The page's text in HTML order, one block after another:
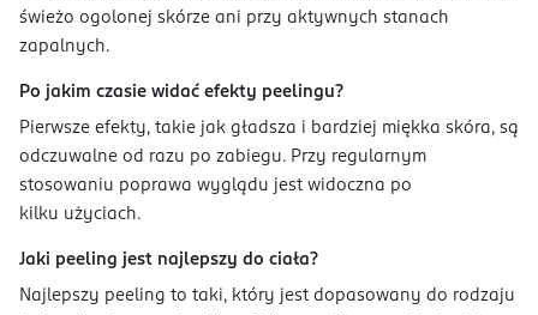
świeżo ogolonej skórze ani przy aktywnych stanach
zapalnych.
Po jakim czasie widać efekty peelingu?
Pierwsze efekty, takie jak gładsza i bardziej miękka skóra, są
odczuwalne od razu po zabiegu. Przy regularnym
stosowaniu poprawa wyglądu jest widoczna po
kilku użyciach.
Jaki peeling jest najlepszy do ciała?
Najlepszy peeling to taki, który jest dopasowany do rodzaju